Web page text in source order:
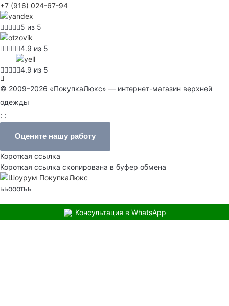
+7 (916) 024-67-94
5 из 5
4.9 из 5
4.9 из 5
© 2009–2026 «ПокупкаЛюкс» — интернет-магазин верхней
одежды
: :
Оцените нашу работу
Короткая ссылка
Короткая ссылка скопирована в буфер обмена
ььооотьь
Консультация в WhatsApp